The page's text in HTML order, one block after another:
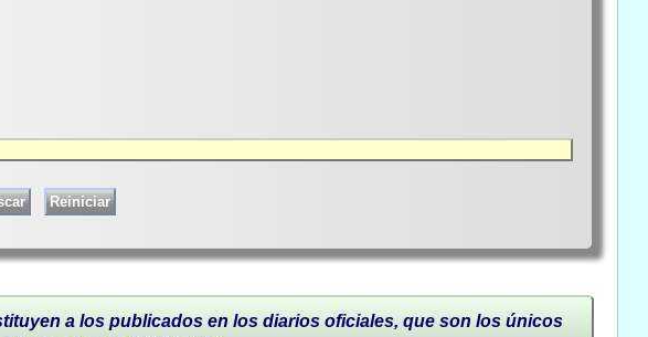
a los publicados en los diarios oficiales, que son los únicos